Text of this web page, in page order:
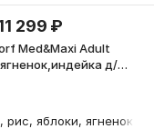
299 ₽
Med&Maxi Adult
д/
пород 10кг
рис, яблоки, ягненок